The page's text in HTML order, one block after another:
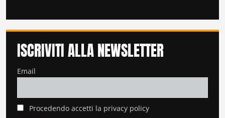
ISCRIVITI ALLA NEWSLETTER
Email
Procedendo accetti la privacy policy